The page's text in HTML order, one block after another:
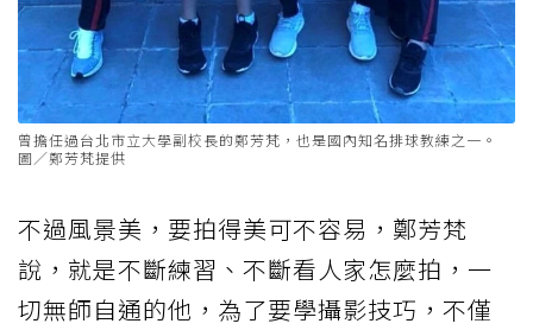
曾擔任過台北市立大學副校長的鄭芳梵，也是國內知名排球教練之一。
圖／鄭芳梵提供
不過風景美，要拍得美可不容易，鄭芳梵
說，就是不斷練習、不斷看人家怎麼拍，一
切無師自通的他，為了要學攝影技巧，不僅